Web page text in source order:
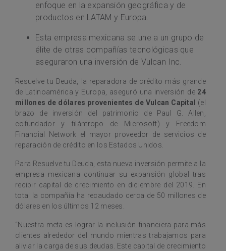
enfoque en la expansión geográfica y de
productos en LATAM y Europa.
Esta empresa mexicana se une a un grupo de
élite de otras compañías tecnológicas que
aseguraron una inversión de Vulcan Inc.
Resuelve tu Deuda, la reparadora de crédito más grande
de Latinoamérica y Europa, aseguró una inversión de 24
millones de dólares provenientes de Vulcan Capital
(el
brazo de inversión del patrimonio de Paul G. Allen,
cofundador y filántropo de Microsoft) y Freedom
Financial Network el mayor proveedor de servicios de
reparación de crédito en los Estados Unidos.
Para Resuelve tu Deuda, esta nueva inversión permite a la
empresa mexicana continuar su expansión global tras
recibir capital de crecimiento en diciembre del 2019. En
total la compañía ha recaudado cerca de 50 millones de
dólares en los últimos 12 meses.
“Nuestra meta es lograr la inclusión financiera para más
clientes alrededor del mundo mientras trabajamos para
aliviar la carga de sus deudas. Este capital de crecimiento